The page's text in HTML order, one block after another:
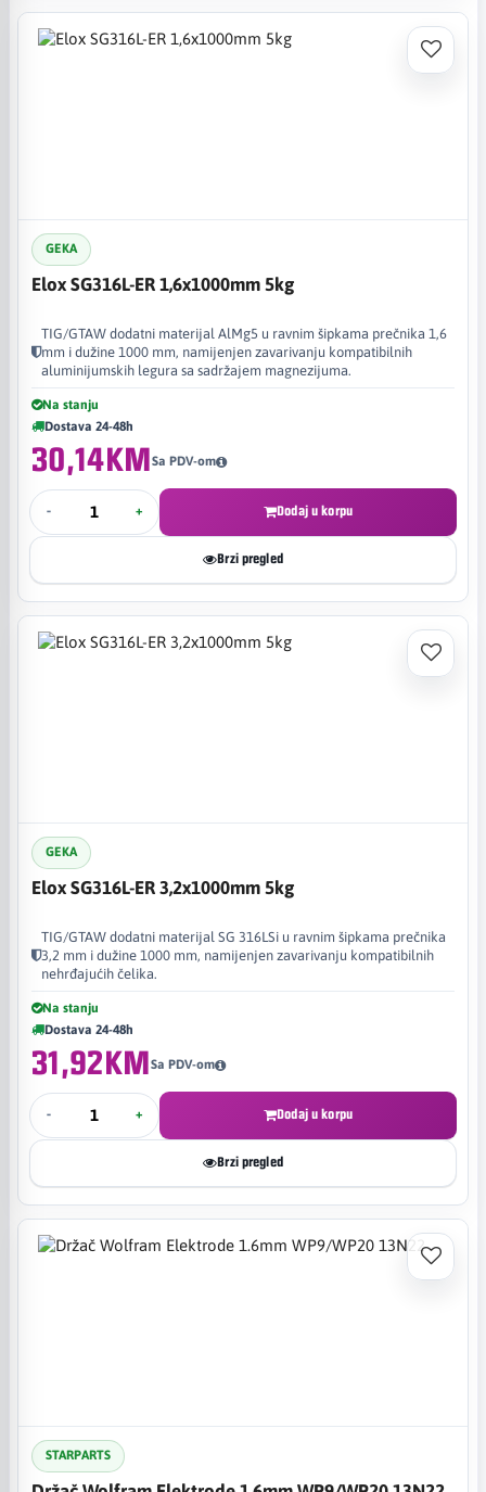
GEKA
Elox SG316L-ER 1,6x1000mm 5kg
TIG/GTAW dodatni materijal AlMg5 u ravnim šipkama prečnika 1,6
mm i dužine 1000 mm, namijenjen zavarivanju kompatibilnih
aluminijumskih legura sa sadržajem magnezijuma.
Na stanju
Dostava 24-48h
30,14KMSa PDV-om
- + Dodaj u korpu
Brzi pregled
GEKA
Elox SG316L-ER 3,2x1000mm 5kg
TIG/GTAW dodatni materijal SG 316LSi u ravnim šipkama prečnika
3,2 mm i dužine 1000 mm, namijenjen zavarivanju kompatibilnih
nehrđajućih čelika.
Na stanju
Dostava 24-48h
31,92KMSa PDV-om
- + Dodaj u korpu
Brzi pregled
STARPARTS